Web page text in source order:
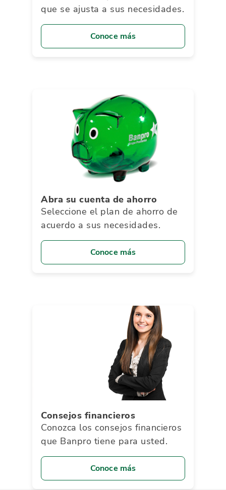
que se ajusta a sus necesidades.
Conoce más
Abra su cuenta de ahorro
Seleccione el plan de ahorro de
acuerdo a sus necesidades.
Conoce más
Consejos financieros
Conozca los consejos financieros
que Banpro tiene para usted.
Conoce más